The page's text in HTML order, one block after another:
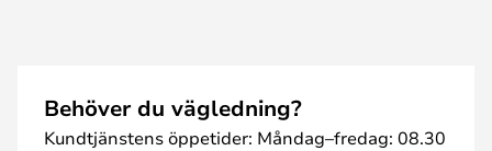
Behöver du vägledning?
Kundtjänstens öppetider: Måndag–fredag: 08.30